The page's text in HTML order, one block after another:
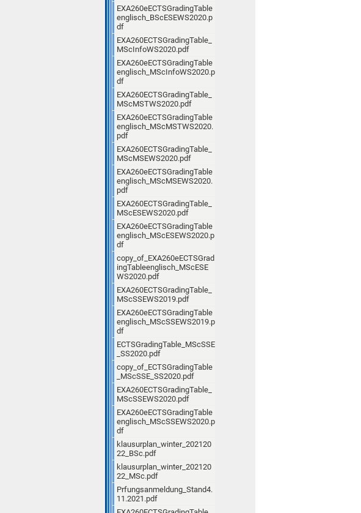
EXA260eECTSGradingTable
englisch_BScESEWS2020.p
df
EXA260ECTSGradingTable_
MScInfoWS2020.pdf
EXA260eECTSGradingTable
englisch_MScInfoWS2020.p
df
EXA260ECTSGradingTable_
MScMSTWS2020.pdf
EXA260eECTSGradingTable
englisch_MScMSTWS2020.
pdf
EXA260ECTSGradingTable_
MScMSEWS2020.pdf
EXA260eECTSGradingTable
englisch_MScMSEWS2020.
pdf
EXA260ECTSGradingTable_
MScESEWS2020.pdf
EXA260eECTSGradingTable
englisch_MScESEWS2020.p
df
copy_of_EXA260eECTSGrad
ingTableenglisch_MScESE
WS2020.pdf
EXA260ECTSGradingTable_
MScSSEWS2019.pdf
EXA260eECTSGradingTable
englisch_MScSSEWS2019.p
df
ECTSGradingTable_MScSSE
_SS2020.pdf
copy_of_ECTSGradingTable
_MScSSE_SS2020.pdf
EXA260ECTSGradingTable_
MScSSEWS2020.pdf
EXA260eECTSGradingTable
englisch_MScSSEWS2020.p
df
klausurplan_winter_202120
22_BSc.pdf
klausurplan_winter_202120
22_MSc.pdf
Prfungsanmeldung_Stand4.
11.2021.pdf